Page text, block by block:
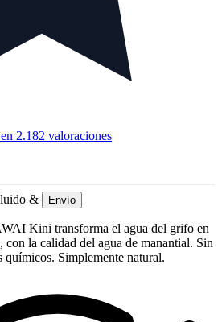
2.182 valoraciones
& Envío
Kini transforma el agua del grifo en
con la calidad del agua de manantial. Sin
Simplemente natural.